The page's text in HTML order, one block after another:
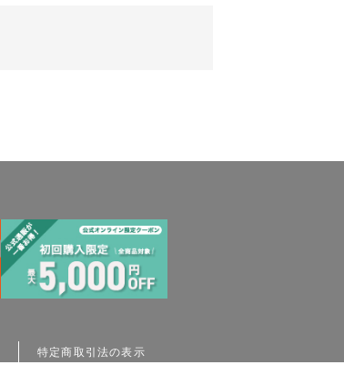
特定商取引法の表示